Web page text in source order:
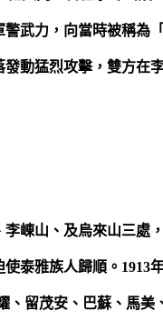
武力，向當時被稱為
發動猛烈攻擊，雙方在
崠山、及烏來山三處
泰雅族人歸順。1913
、留茂安、巴蘇、馬美